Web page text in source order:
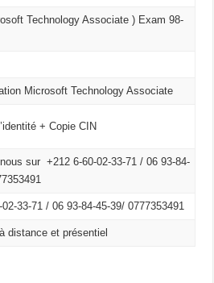
Technology Associate ) Exam 98-
Microsoft Technology Associate
+ Copie CIN
sur +212 6-60-02-33-71 / 06 93-84-
33-71 / 06 93-84-45-39/ 0777353491
distance et présentiel